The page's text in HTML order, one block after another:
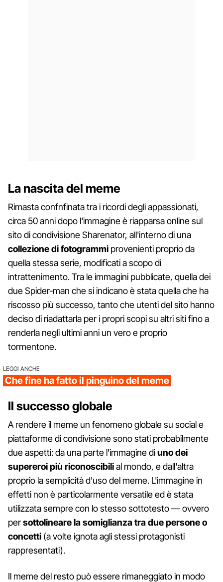
La nascita del meme
Rimasta confnfinata tra i ricordi degli appassionati,
circa 50 anni dopo l'immagine è riapparsa online sul
sito di condivisione Sharenator, all'interno di una
collezione di fotogrammi provenienti proprio da
quella stessa serie, modificati a scopo di
intrattenimento. Tra le immagini pubblicate, quella dei
due Spider-man che si indicano è stata quella che ha
riscosso più successo, tanto che utenti del sito hanno
deciso di riadattarla per i propri scopi su altri siti fino a
renderla negli ultimi anni un vero e proprio
tormentone.
LEGGI ANCHE
Che fine ha fatto il pinguino del meme
Il successo globale
A rendere il meme un fenomeno globale su social e
piattaforme di condivisione sono stati probabilmente
due aspetti: da una parte l'immagine diuno dei
supereroi più riconoscibilial mondo, e dall'altra
proprio la semplicità d'uso del meme. L'immagine in
effetti non è particolarmente versatile ed è stata
utilizzata sempre con lo stesso sottotesto — ovvero
persottolineare la somiglianza tra due persone o
concetti (a volte ignota agli stessi protagonisti
rappresentati).
Il meme del resto può essere rimaneggiato in modo